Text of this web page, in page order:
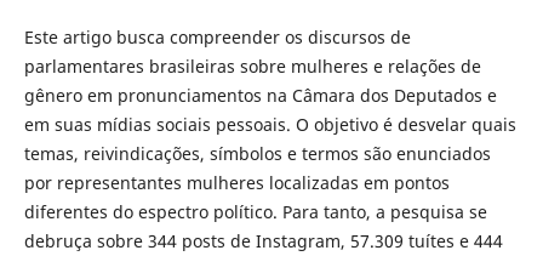
Este artigo busca compreender os discursos de
parlamentares brasileiras sobre mulheres e relações de
gênero em pronunciamentos na Câmara dos Deputados e
em suas mídias sociais pessoais. O objetivo é desvelar quais
temas, reivindicações, símbolos e termos são enunciados
por representantes mulheres localizadas em pontos
diferentes do espectro político. Para tanto, a pesquisa se
debruça sobre 344 posts de Instagram, 57.309 tuítes e 444